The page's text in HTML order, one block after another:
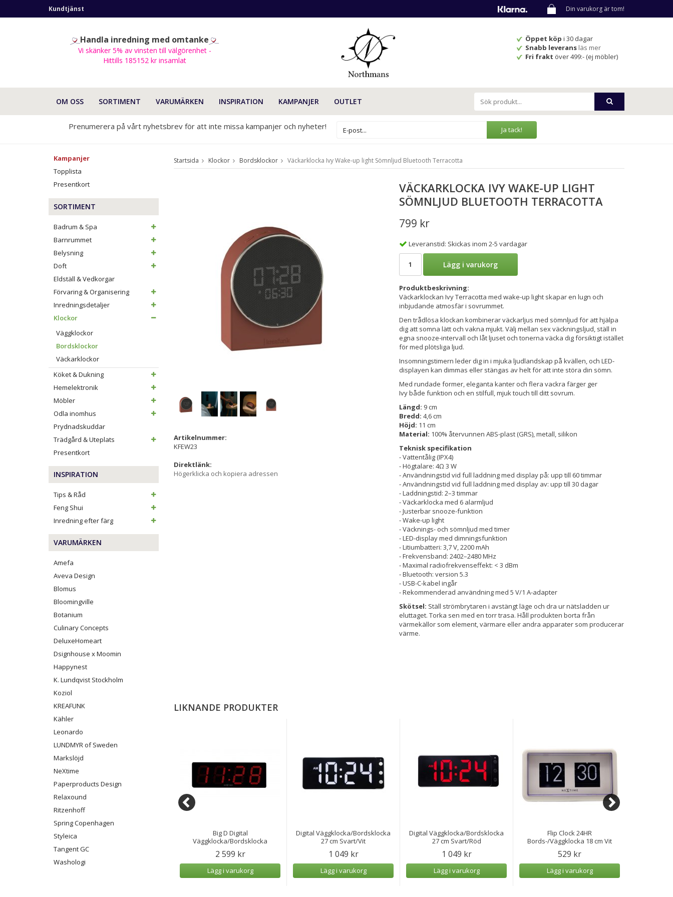
Kundtjänst Din varukorg är tom!
Öppet köpi 30 dagar
Snabb leverans läs mer
Fri frakt över 499:- (ej möbler)
Handla inredning med omtanke
Vi skänker 5% av vinsten till välgörenhet -
Hittills 185152 kr insamlat
OM OSS SORTIMENT VARUMÄRKEN INSPIRATION KAMPANJER OUTLET
Prenumerera på vårt nyhetsbrev för att inte missa kampanjer och nyheter! Ja tack!
Kampanjer
Topplista
Presentkort
SORTIMENT
Badrum & Spa
Barnrummet
Belysning
Doft
Eldställ & Vedkorgar
Förvaring & Organisering
Inredningsdetaljer
Klockor
Väggklockor
Bordsklockor
Väckarklockor
Köket & Dukning
Hemelektronik
Möbler
Odla inomhus
Prydnadskuddar
Trädgård & Uteplats
Presentkort
INSPIRATION
Tips & Råd
Feng Shui
Inredning efter färg
VARUMÄRKEN
Amefa
Aveva Design
Blomus
Bloomingville
Botanium
Culinary Concepts
DeluxeHomeart
Dsignhouse x Moomin
Happynest
K. Lundqvist Stockholm
Koziol
KREAFUNK
Kähler
Leonardo
LUNDMYR of Sweden
Markslöjd
NeXtime
Paperproducts Design
Relaxound
Ritzenhoff
Spring Copenhagen
Styleica
Tangent GC
Washologi
Startsida Klockor Bordsklockor Väckarklocka Ivy Wake-up light Sömnljud Bluetooth Terracotta
VÄCKARKLOCKA IVY WAKE-UP LIGHT
SÖMNLJUD BLUETOOTH TERRACOTTA
799 kr
Leveranstid: Skickas inom 2-5 vardagar
Lägg i varukorg
Produktbeskrivning:
Väckarklockan Ivy Terracotta med wake-up light skapar en lugn och
inbjudande atmosfär i sovrummet.
Den trådlösa klockan kombinerar väckarljus med sömnljud för att hjälpa
dig att somna lätt och vakna mjukt. Välj mellan sex väckningsljud, ställ in
egna snooze-intervall och låt ljuset och tonerna väcka dig försiktigt istället
för med plötsliga ljud.
Insomningstimern leder dig in i mjuka ljudlandskap på kvällen, och LED-
displayen kan dimmas eller stängas av helt för att inte störa din sömn.
Med rundade former, eleganta kanter och flera vackra färger ger
Ivy både funktion och en stilfull, mjuk touch till ditt sovrum.
Längd: 9 cm
Bredd: 4,6 cm
Höjd: 11 cm
Material: 100% återvunnen ABS-plast (GRS), metall, silikon
Teknisk specifikation
- Vattentålig (IPX4)
- Högtalare: 4Ω 3 W
- Användningstid vid full laddning med display på: upp till 60 timmar
- Användningstid vid full laddning med display av: upp till 30 dagar
- Laddningstid: 2–3 timmar
- Väckarklocka med 6 alarmljud
- Justerbar snooze-funktion
- Wake-up light
- Väcknings- och sömnljud med timer
- LED-display med dimningsfunktion
- Litiumbatteri: 3,7 V, 2200 mAh
- Frekvensband: 2402–2480 MHz
- Maximal radiofrekvenseffekt: < 3 dBm
- Bluetooth: version 5.3
- USB-C-kabel ingår
- Rekommenderad användning med 5 V/1 A-adapter
Skötsel: Ställ strömbrytaren i avstängt läge och dra ur nätsladden ur
eluttaget. Torka sen med en torr trasa. Håll produkten borta från
värmekällor som element, värmare eller andra apparater som producerar
värme.
Artikelnummer:
KFEW23
Direktlänk:
Högerklicka och kopiera adressen
LIKNANDE PRODUKTER
Company Alarm ø9cm Svart
Big D Digital
Väggklocka/Bordsklocka
2 599 kr
Lägg i varukorg
Digital Väggklocka/Bordsklocka
27 cm Svart/Vit
1 049 kr
Lägg i varukorg
Digital Väggklocka/Bordsklocka
27 cm Svart/Röd
1 049 kr
Lägg i varukorg
Flip Clock 24HR
Bords-/Väggklocka 18 cm Vit
529 kr
Lägg i varukorg